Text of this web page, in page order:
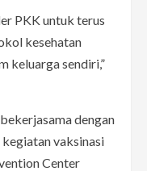
PKK untuk terus
kesehatan
keluarga sendiri,”
dengan
kegiatan vaksinasi
Center